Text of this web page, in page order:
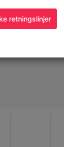
retningslinjer